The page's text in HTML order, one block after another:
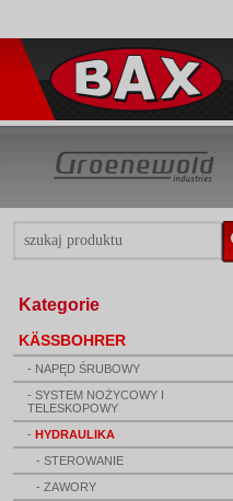
Kategorie
KÄSSBOHRER
- NAPĘD ŚRUBOWY
- SYSTEM NOŻYCOWY I
TELESKOPOWY
- HYDRAULIKA
- STEROWANIE
- ZAWORY